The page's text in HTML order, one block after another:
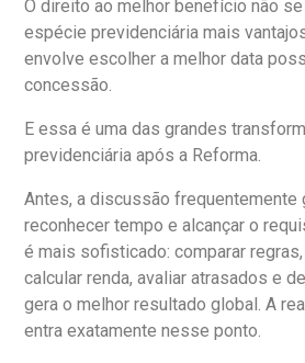
O direito ao melhor benefício não
espécie previdenciária mais
envolve escolher a melhor data
concessão.
E essa é uma das grandes
previdenciária após a Reforma.
Antes, a discussão frequentemente
reconhecer tempo e alcançar o
é mais sofisticado: comparar
calcular renda, avaliar atrasados e
gera o melhor resultado global. A
entra exatamente nesse ponto.